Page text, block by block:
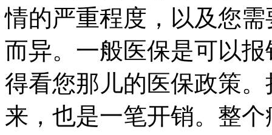
情的严重程度，以及您
而异。一般医保是可以
得看您那儿的医保政策
来，也是一笔开销。整